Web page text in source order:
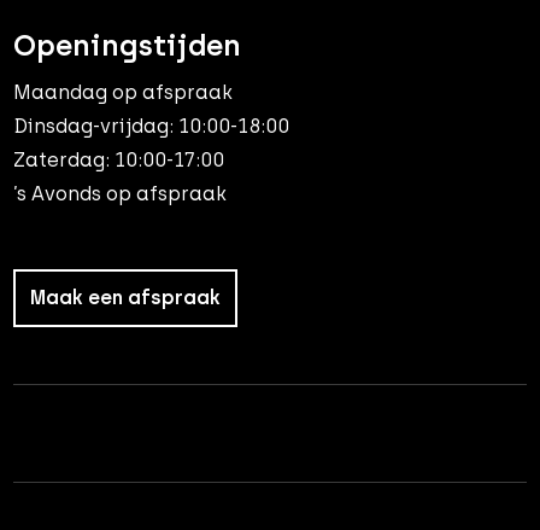
Openingstijden
Maandag op afspraak
Dinsdag-vrijdag: 10:00-18:00
Zaterdag: 10:00-17:00
’s Avonds op afspraak
Maak een afspraak